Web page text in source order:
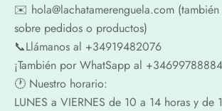
✉️​ hola@lachatamerenguela.com
sobre pedidos o productos)
📞​​Llámanos al +34919482076
¡También por WhatSapp al
🕐​ Nuestro horario:
LUNES a VIERNES de 10 a 14 horas y de